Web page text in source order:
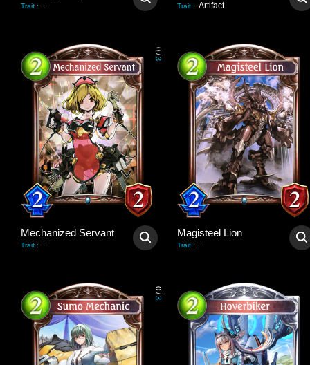
Trait : - Trait : Artifact
0
/
3
Mechanized Servant
Trait : -
Magisteel Lion
Trait : -
0
/
3